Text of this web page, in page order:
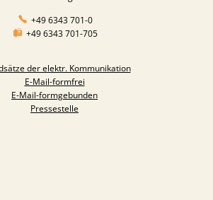
+49 6343 701-0
+49 6343 701-705
der elektr. Kommunikation
E-Mail-formfrei
E-Mail-formgebunden
Pressestelle